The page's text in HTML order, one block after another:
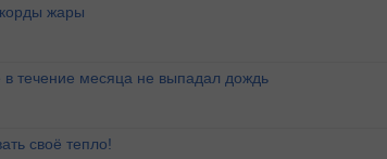
жары
течение месяца не выпадал дождь
своё тепло!